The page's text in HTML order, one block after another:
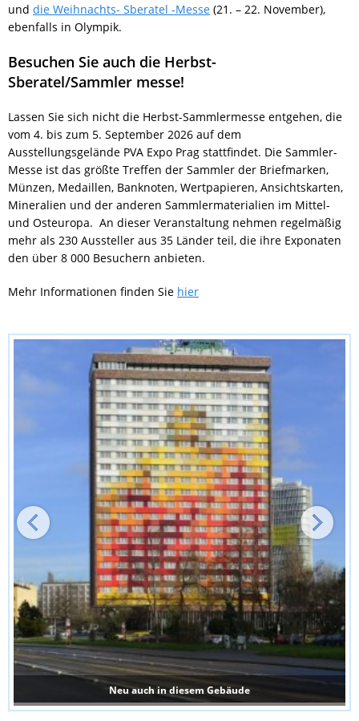
und die Weihnachts- Sberatel -Messe (21. – 22. November),
ebenfalls in Olympik.
Besuchen Sie auch die Herbst-
Sberatel/Sammler messe!
Lassen Sie sich nicht die Herbst-Sammlermesse entgehen, die
vom 4. bis zum 5. September 2026 auf dem
Ausstellungsgelände PVA Expo Prag stattfindet. Die Sammler-
Messe ist das größte Treffen der Sammler der Briefmarken,
Münzen, Medaillen, Banknoten, Wertpapieren, Ansichtskarten,
Mineralien und der anderen Sammlermaterialien im Mittel-
und Osteuropa. An dieser Veranstaltung nehmen regelmäßig
mehr als 230 Aussteller aus 35 Länder teil, die ihre Exponaten
den über 8 000 Besuchern anbieten.
Mehr Informationen finden Sie hier
Neu auch in diesem Gebäude